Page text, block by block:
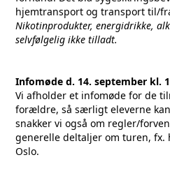
hjemtransport og transport til/
Nikotinprodukter, energidrikke,
selvfølgelig ikke tilladt.
Infomøde d. 14. september kl.
Vi afholder et infomøde for de
forældre, så særligt eleverne
snakker vi også om regler/
generelle deltaljer om turen, fx.
Oslo.